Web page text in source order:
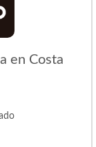
en Costa